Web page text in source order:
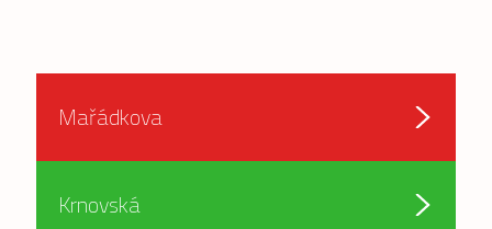
Mařádkova
Krnovská